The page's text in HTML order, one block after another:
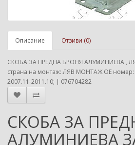
Описание Отзиви (0)
СКОБА ЗА ПРЕДНА БРОНЯ АЛУМИНИЕВА ,
страна на монтаж: ЛЯВ МОНТАЖ ОЕ номер:
2007.11-2011.10; | 076704282
СКОБА ЗА
АЛУМИНИЕВА